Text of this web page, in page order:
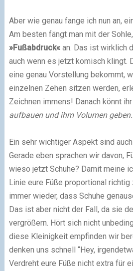
Aber wie genau fange ich nun an,
Am besten fängt man mit der
»Fußabdruck«an. Das ist wirklich
auch wenn es jetzt komisch klingt.
eine genau Vorstellung bekommt,
einzelnen Zehen sitzen werden,
Zeichnen immens! Danach könnt
aufbauen und ihm Volumen geben.
Ein sehr wichtiger Aspekt sind
Gerade eben sprachen wir davon,
wieso jetzt Schuhe? Damit meine
Linie eure Füße proportional
immer wieder, dass Schuhe
Das ist aber nicht der Fall, da sie
vergrößern. Hört sich nicht
diese Kleinigkeit empfinden wir
denken uns schnell “Hey,
Verdreht eure Füße nicht extra für